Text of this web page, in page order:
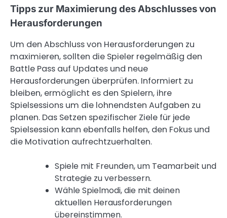
Tipps zur Maximierung des Abschlusses von
Herausforderungen
Um den Abschluss von Herausforderungen zu
maximieren, sollten die Spieler regelmäßig den
Battle Pass auf Updates und neue
Herausforderungen überprüfen. Informiert zu
bleiben, ermöglicht es den Spielern, ihre
Spielsessions um die lohnendsten Aufgaben zu
planen. Das Setzen spezifischer Ziele für jede
Spielsession kann ebenfalls helfen, den Fokus und
die Motivation aufrechtzuerhalten.
Spiele mit Freunden, um Teamarbeit und
Strategie zu verbessern.
Wähle Spielmodi, die mit deinen
aktuellen Herausforderungen
übereinstimmen.